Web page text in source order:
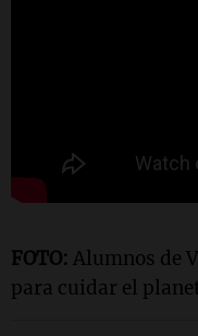
FOTO: Alumnos de
para cuidar el